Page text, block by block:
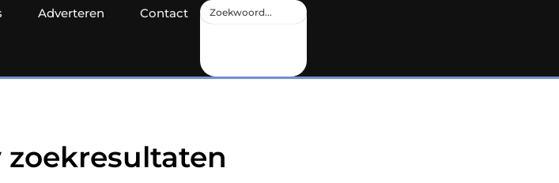
Adverteren Contact